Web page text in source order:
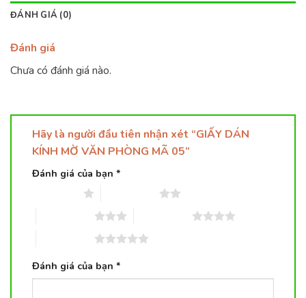
ĐÁNH GIÁ (0)
Đánh giá
Chưa có đánh giá nào.
Hãy là người đầu tiên nhận xét “GIẤY DÁN
KÍNH MỜ VĂN PHÒNG MÃ 05”
Đánh giá của bạn *
Đánh giá của bạn *